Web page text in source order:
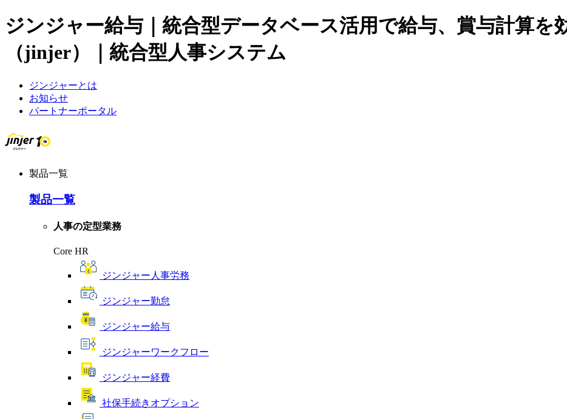
ジンジャー給与｜統合型データベース活用で給与、賞与計算を
（jinjer）｜統合型人事システム
ジンジャーとは
お知らせ
パートナーポータル
製品一覧
製品一覧
人事の定型業務
Core HR
ジンジャー人事労務
ジンジャー勤怠
ジンジャー給与
ジンジャーワークフロー
ジンジャー経費
社保手続きオプション